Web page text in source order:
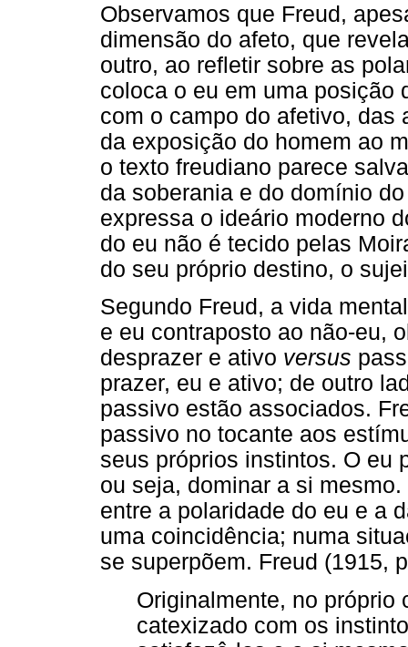
Observamos que Freud,
dimensão do afeto, que
outro, ao refletir sobre as
coloca o eu em uma posição
com o campo do afetivo, das
da exposição do homem ao
o texto freudiano parece
da soberania e do domínio
expressa o ideário moderno
do eu não é tecido pelas
do seu próprio destino, o
Segundo Freud, a vida
e eu contraposto ao não-eu,
desprazer e ativo versus
prazer, eu e ativo; de outro
passivo estão associados.
passivo no tocante aos
seus próprios instintos. O eu
ou seja, dominar a si
entre a polaridade do eu e a
uma coincidência; numa
se superpõem. Freud (1915,
Originalmente, no próprio
catexizado com os